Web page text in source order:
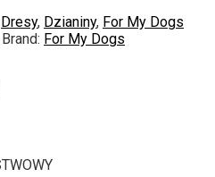
Dresy, Dzianiny, For My Dogs
Brand: For My Dogs